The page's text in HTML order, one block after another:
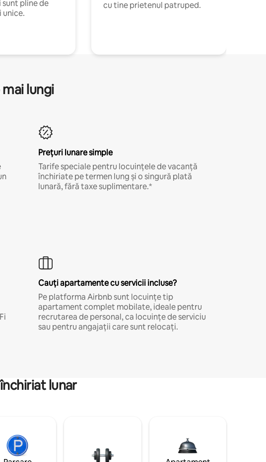
pline de
cu tine prietenul patruped.
lungi
Prețuri lunare simple
Tarife speciale pentru locuințele de vacanță
închiriate pe termen lung și o singură plată
lunară, fără taxe suplimentare.*
Cauți apartamente cu servicii incluse?
Pe platforma Airbnb sunt locuințe tip
apartament complet mobilate, ideale pentru
recrutarea de personal, ca locuințe de serviciu
sau pentru angajații care sunt relocați.
lunar